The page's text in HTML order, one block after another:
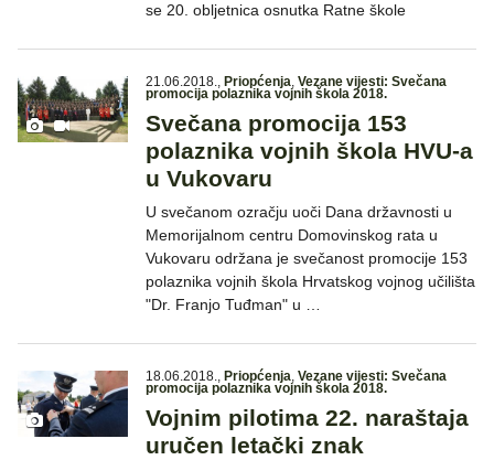
se 20. obljetnica osnutka Ratne škole
21.06.2018., Priopćenja, Vezane vijesti: Svečana
promocija polaznika vojnih škola 2018.
Svečana promocija 153
polaznika vojnih škola HVU-a
u Vukovaru
U svečanom ozračju uoči Dana državnosti u
Memorijalnom centru Domovinskog rata u
Vukovaru održana je svečanost promocije 153
polaznika vojnih škola Hrvatskog vojnog učilišta
"Dr. Franjo Tuđman" u …
18.06.2018., Priopćenja, Vezane vijesti: Svečana
promocija polaznika vojnih škola 2018.
Vojnim pilotima 22. naraštaja
uručen letački znak